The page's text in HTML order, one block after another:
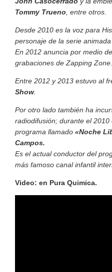
Tommy Trueno , entre otros.
Desde 2010 es la voz para
personaje de la serie animada
En 2012 anuncia por medio
grabaciones de Zapping Zone.
Entre 2012 y 2013 estuvo al
Show.
Por otro lado también ha
radiodifusión; durante el 2010
programa llamado «Noche
Campos.
Es el actual conductor del
más famoso canal infantil
Video: en Pura Quimica.